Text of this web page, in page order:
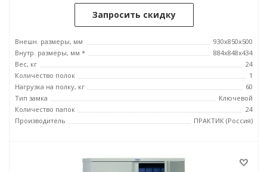
Запросить скидку
Внешн. размеры, мм
930x850x500
Внутр. размеры, мм *
884x848x434
Вес, кг
24
Количество полок
1
Нагрузка на полку, кг
60
Тип замка
Ключевой
Количество папок
24
Производитель
ПРАКТИК (Россия)